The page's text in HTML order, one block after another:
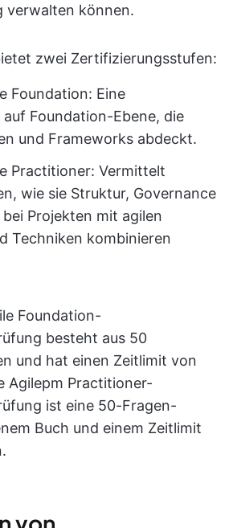
verwalten können.
zwei Zertifizierungsstufen:
Foundation: Eine
Foundation-Ebene, die
und Frameworks abdeckt.
Practitioner: Vermittelt
wie sie Struktur, Governance
Projekten mit agilen
Techniken kombinieren
Foundation-
besteht aus 50
und hat einen Zeitlimit von
Agilepm Practitioner-
ist eine 50-Fragen-
Buch und einem Zeitlimit